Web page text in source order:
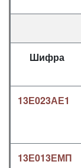
Шифра
13Е023АЕ1
13Е013ЕМП